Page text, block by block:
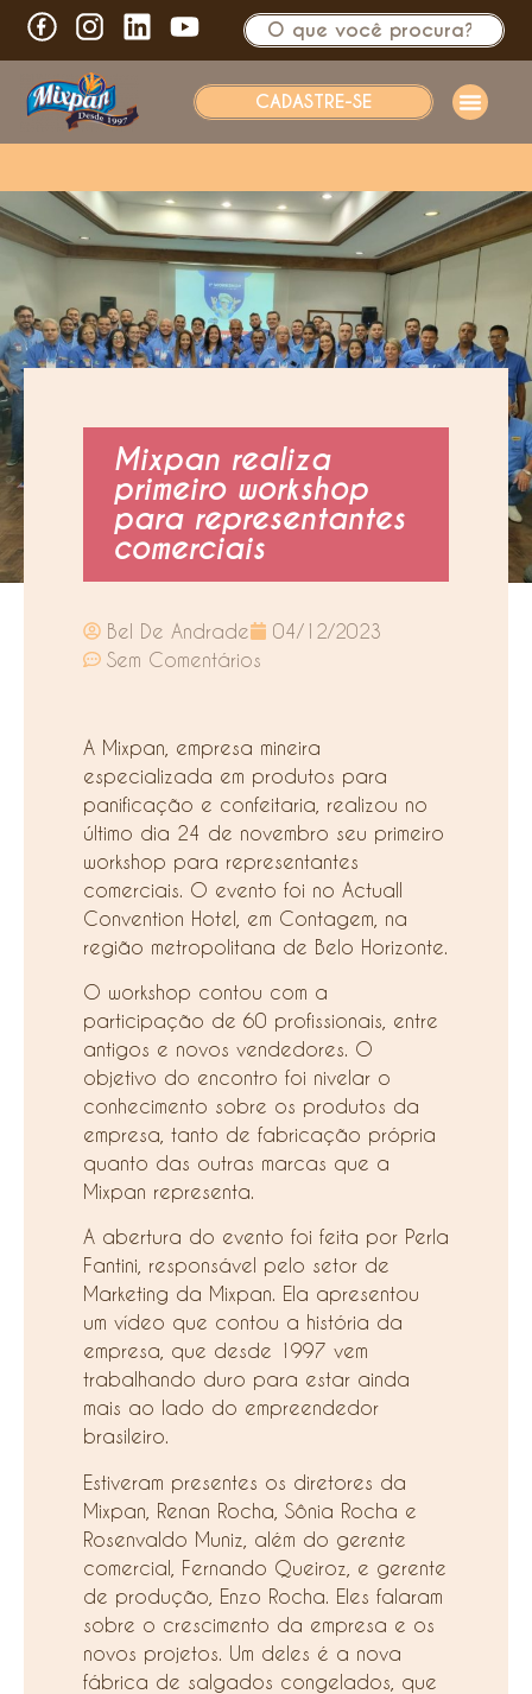
CADASTRE-SE
Mixpan realiza
primeiro workshop
para representantes
comerciais
Bel De Andrade
04/12/2023
Sem Comentários
A Mixpan, empresa mineira
especializada em produtos para
panificação e confeitaria, realizou no
último dia 24 de novembro seu primeiro
workshop para representantes
comerciais. O evento foi no Actuall
Convention Hotel, em Contagem, na
região metropolitana de Belo Horizonte.
O workshop contou com a
participação de 60 profissionais, entre
antigos e novos vendedores. O
objetivo do encontro foi nivelar o
conhecimento sobre os produtos da
empresa, tanto de fabricação própria
quanto das outras marcas que a
Mixpan representa.
A abertura do evento foi feita por Perla
Fantini, responsável pelo setor de
Marketing da Mixpan. Ela apresentou
um vídeo que contou a história da
empresa, que desde 1997 vem
trabalhando duro para estar ainda
mais ao lado do empreendedor
brasileiro.
Estiveram presentes os diretores da
Mixpan, Renan Rocha, Sônia Rocha e
Rosenvaldo Muniz, além do gerente
comercial, Fernando Queiroz, e gerente
de produção, Enzo Rocha. Eles falaram
sobre o crescimento da empresa e os
novos projetos. Um deles é a nova
fábrica de salgados congelados, que